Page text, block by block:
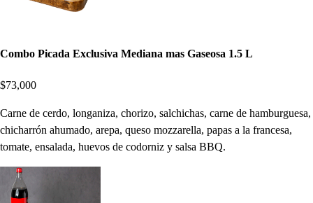
Combo Picada Exclusiva Mediana mas Gaseosa 1.5 L
$73,000
Carne de cerdo, longaniza, chorizo, salchichas, carne de hamburguesa,
chicharrón ahumado, arepa, queso mozzarella, papas a la francesa,
tomate, ensalada, huevos de codorniz y salsa BBQ.